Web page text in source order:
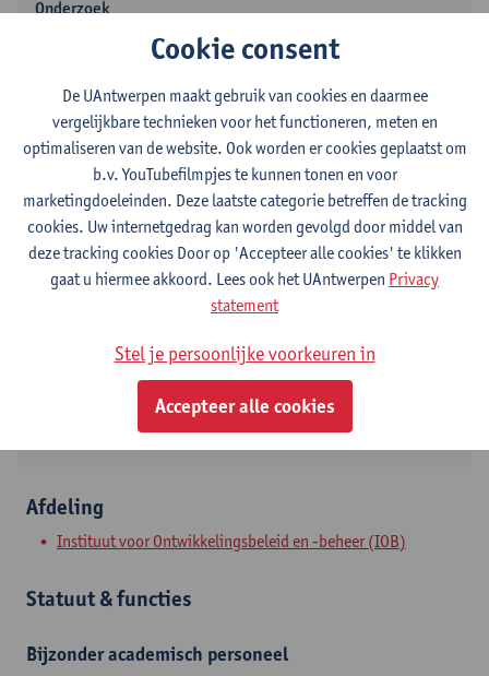
Onderzoek
Contact
Stadscampus
Lange Sint-Annastraat 7
2000 Antwerpen, BEL
Afdeling
Instituut voor Ontwikkelingsbeleid en -beheer (IOB)
Statuut & functies
Bijzonder academisch personeel
Cookie consent
De UAntwerpen maakt gebruik van cookies en daarmee
vergelijkbare technieken voor het functioneren, meten en
optimaliseren van de website. Ook worden er cookies geplaatst om
b.v. YouTubefilmpjes te kunnen tonen en voor
marketingdoeleinden. Deze laatste categorie betreffen de tracking
cookies. Uw internetgedrag kan worden gevolgd door middel van
deze tracking cookies Door op 'Accepteer alle cookies' te klikken
gaat u hiermee akkoord. Lees ook het UAntwerpen Privacy
statement
Stel je persoonlijke voorkeuren in
Accepteer alle cookies